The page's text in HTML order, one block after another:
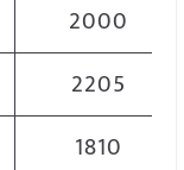
2000
2205
1810